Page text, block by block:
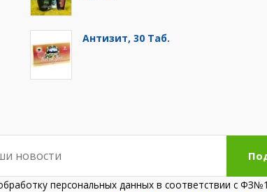
Антизит, 30 Таб.
персональных данных в соответствии с